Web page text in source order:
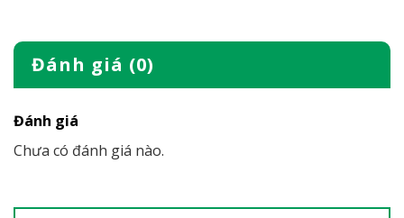
Đánh giá (0)
Đánh giá
Chưa có đánh giá nào.